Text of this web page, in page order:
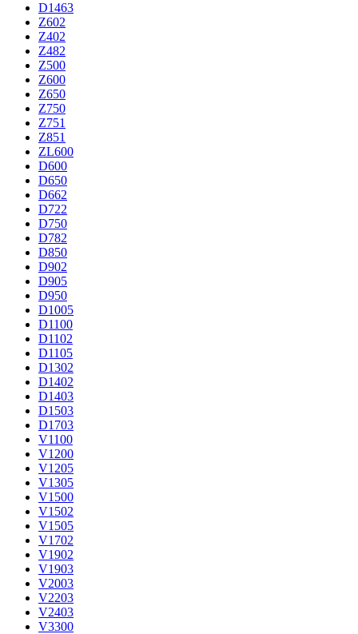
D1463
Z602
Z402
Z482
Z500
Z600
Z650
Z750
Z751
Z851
ZL600
D600
D650
D662
D722
D750
D782
D850
D902
D905
D950
D1005
D1100
D1102
D1105
D1302
D1402
D1403
D1503
D1703
V1100
V1200
V1205
V1305
V1500
V1502
V1505
V1702
V1902
V1903
V2003
V2203
V2403
V3300